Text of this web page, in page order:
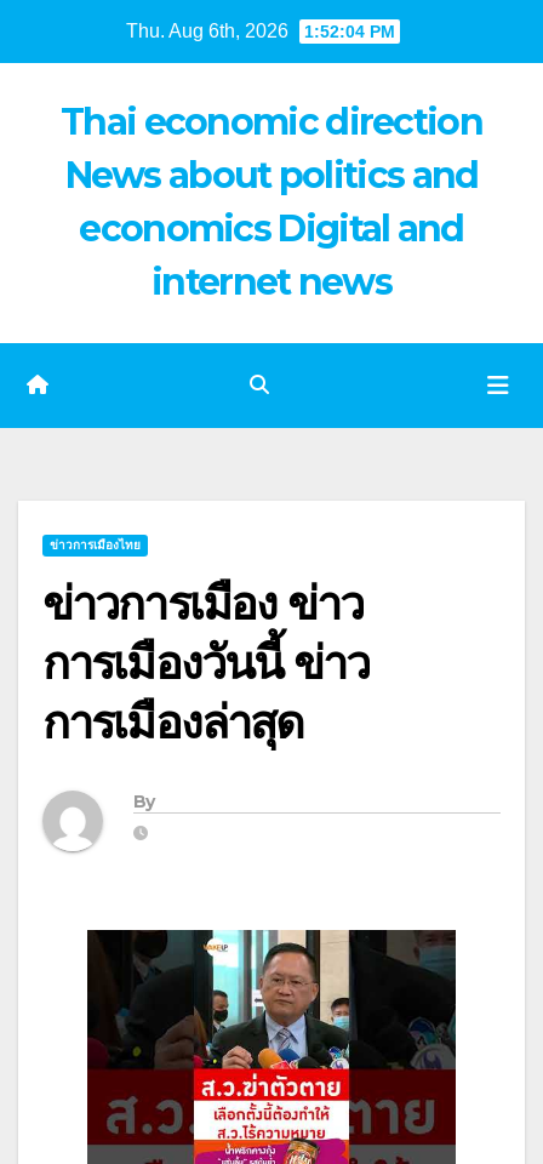
Thu. Aug 6th, 2026 1:52:04 PM
Thai economic direction
News about politics and
economics Digital and
internet news
ข่าวการเมืองไทย
ข่าวการเมือง ข่าว
การเมืองวันนี้ ข่าว
การเมืองล่าสุด
By